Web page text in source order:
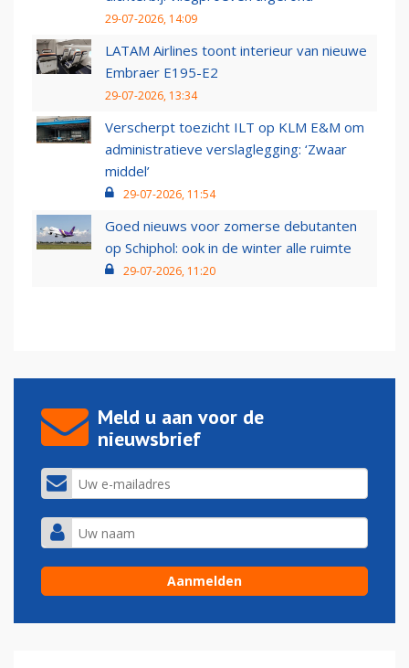
29-07-2026, 14:09
LATAM Airlines toont interieur van nieuwe
Embraer E195-E2
29-07-2026, 13:34
Verscherpt toezicht ILT op KLM E&M om
administratieve verslaglegging: ‘Zwaar
middel’
29-07-2026, 11:54
Goed nieuws voor zomerse debutanten
op Schiphol: ook in de winter alle ruimte
29-07-2026, 11:20
Meld u aan voor de
nieuwsbrief